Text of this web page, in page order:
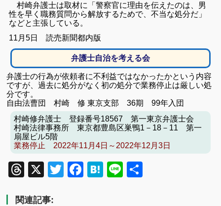
村崎弁護士は取材に「警察官に理由を伝えたのは、男
性を早く職務質問から解放するためで、不当な処分だ」
などと主張している。
11月5日 読売新聞都内版
弁護士自治を考える会
弁護士の行為が依頼者に不利益ではなかったかという内容
ですが、過去に処分がなく初の処分で業務停止は厳しい処
分です。
自由法曹団 村崎 修 東京支部 36期 99年入団
村崎修弁護士 登録番号18567 第一東京弁護士会
村崎法律事務所 東京都豊島区巣鴨1－18－11 第一
扇屋ビル5階
業務停止 2022年11月4日～2022年12月3日
Threads
X TwitterFacebook
Hatena
Line
関連記事: